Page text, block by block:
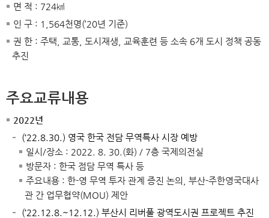
면 적 : 724㎢
인 구 : 1,564천명(’20년 기준)
권 한 : 주택, 교통, 도시재생, 교육훈련 등 소속 6개 도시 정책 공동
추진
주요교류내용
2022년
(‘22.8.30.) 영국 한국 전담 무역특사 시장 예방
일시/장소 : 2022. 8. 30.(화) / 7층 국제의전실
방문자 : 한국 점담 무역 특사 등
주요내용 : 한-영 무역 투자 관계 증진 논의, 부산-주한영국대사
관 간 업무협약(MOU) 제안
(‘22.12.8.~12.12.) 부산시 리버풀 광역도시권 프로젝트 추진